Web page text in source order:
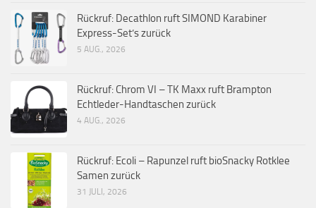
Rückruf: Decathlon ruft SIMOND Karabiner
Express-Set’s zurück
5 AUG., 2026
Rückruf: Chrom VI – TK Maxx ruft Brampton
Echtleder-Handtaschen zurück
4 AUG., 2026
Rückruf: Ecoli – Rapunzel ruft bioSnacky Rotklee
Samen zurück
31 JULI, 2026